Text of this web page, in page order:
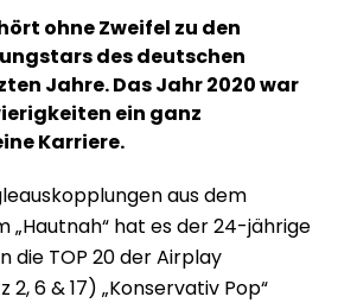
ohne Zweifel zu den
des deutschen
Jahre. Das Jahr 2020 war
ein ganz
Karriere.
aus dem
„Hautnah“ hat es der 24-jährige
die TOP 20 der Airplay
6 & 17) „Konservativ Pop“